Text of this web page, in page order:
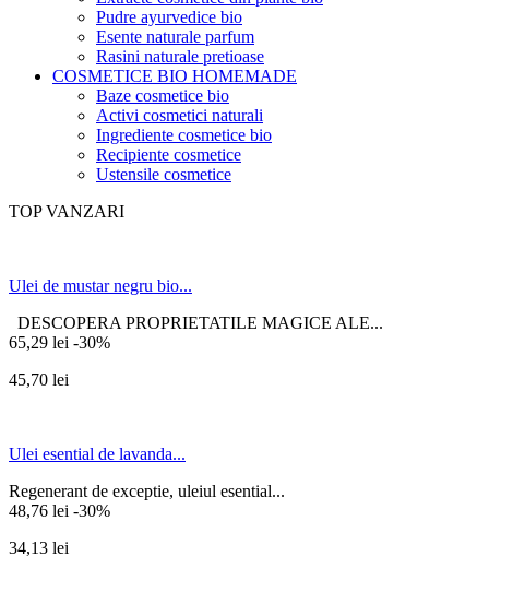
Pudre ayurvedice bio
Esente naturale parfum
Rasini naturale pretioase
COSMETICE BIO HOMEMADE
Baze cosmetice bio
Activi cosmetici naturali
Ingrediente cosmetice bio
Recipiente cosmetice
Ustensile cosmetice
TOP VANZARI
Ulei de mustar negru bio...
DESCOPERA PROPRIETATILE MAGICE ALE...
65,29 lei -30%
45,70 lei
Ulei esential de lavanda...
Regenerant de exceptie, uleiul esential...
48,76 lei -30%
34,13 lei